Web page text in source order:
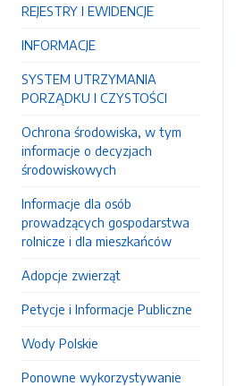
REJESTRY I EWIDENCJE
INFORMACJE
SYSTEM UTRZYMANIA
PORZĄDKU I CZYSTOŚCI
Ochrona środowiska, w tym
informacje o decyzjach
środowiskowych
Informacje dla osób
prowadzących gospodarstwa
rolnicze i dla mieszkańców
Adopcje zwierząt
Petycje i Informacje Publiczne
Wody Polskie
Ponowne wykorzystywanie